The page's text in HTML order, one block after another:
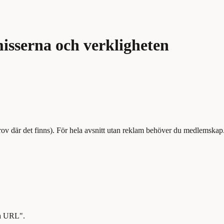
och verkligheten
där det finns). För hela avsnitt utan reklam behöver du
URL".